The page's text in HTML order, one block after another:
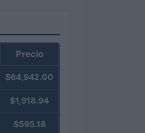
Precio
$64,942.00
$1,918.94
$595.18